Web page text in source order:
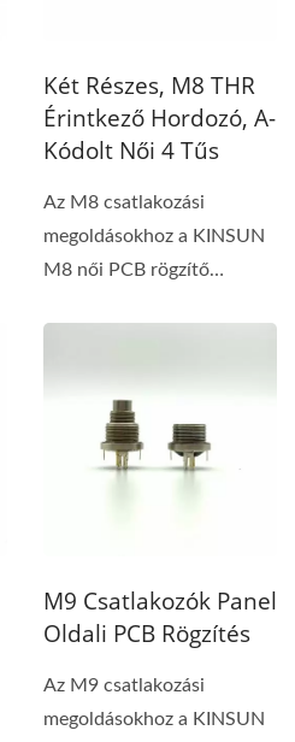
Két Részes, M8 THR
Érintkező Hordozó, A-
Kódolt Női 4 Tűs
Az M8 csatlakozási
megoldásokhoz a KINSUN
M8 női PCB rögzítő
M9 Csatlakozók Panel
Oldali PCB Rögzítés
Az M9 csatlakozási
megoldásokhoz a KINSUN